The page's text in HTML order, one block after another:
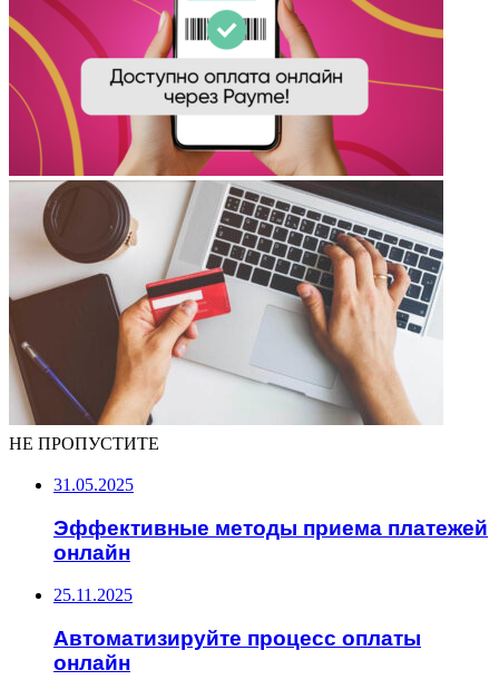
НЕ ПРОПУСТИТЕ
31.05.2025
Эффективные методы приема платежей
онлайн
25.11.2025
Автоматизируйте процесс оплаты
онлайн